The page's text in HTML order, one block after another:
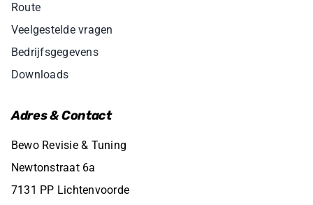
Route
Veelgestelde vragen
Bedrijfsgegevens
Downloads
Adres & Contact
Bewo Revisie & Tuning
Newtonstraat 6a
7131 PP Lichtenvoorde